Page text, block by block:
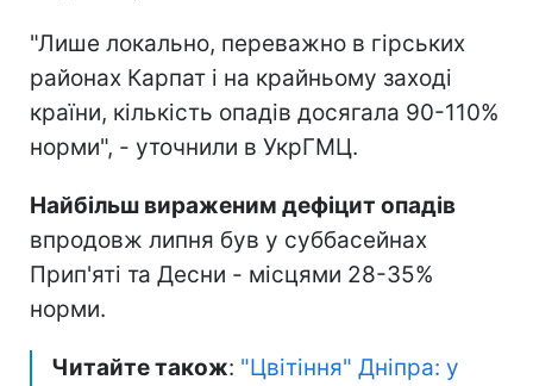
"Лише локально, переважно в гірських
районах Карпат і на крайньому заході
країни, кількість опадів досягала 90-110%
норми", - уточнили в УкрГМЦ.
Найбільш вираженим дефіцит опадів
впродовж липня був у суббасейнах
Прип'яті та Десни - місцями 28-35%
норми.
Читайте також: "Цвітіння" Дніпра: у